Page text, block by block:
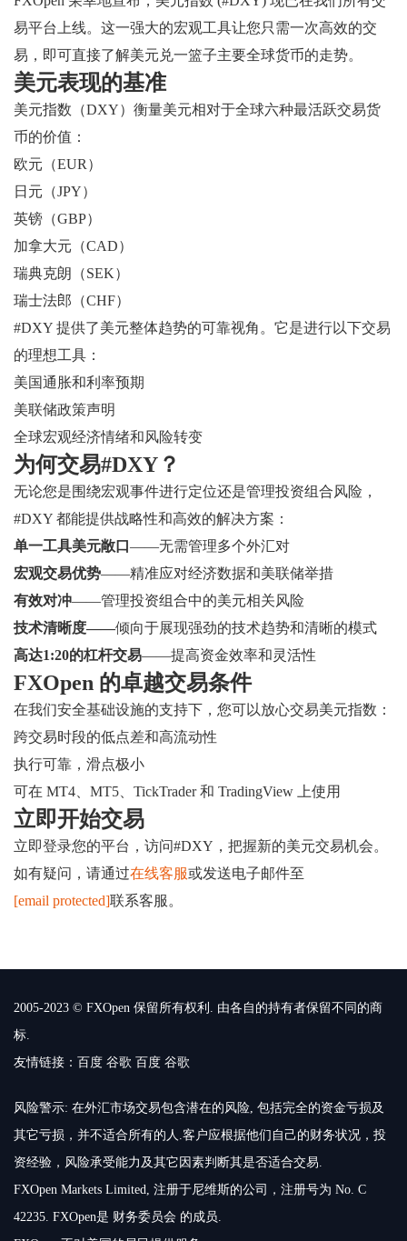
易平台上线。这一强大的宏观工具让您只需一次高效的交
易，即可直接了解美元兑一篮子主要全球货币的走势。
美元表现的基准
美元指数（DXY）衡量美元相对于全球六种最活跃交易货
币的价值：
欧元（EUR）
日元（JPY）
英镑（GBP）
加拿大元（CAD）
瑞典克朗（SEK）
瑞士法郎（CHF）
#DXY 提供了美元整体趋势的可靠视角。它是进行以下交易
的理想工具：
美国通胀和利率预期
美联储政策声明
全球宏观经济情绪和风险转变
为何交易#DXY？
无论您是围绕宏观事件进行定位还是管理投资组合风险，
#DXY 都能提供战略性和高效的解决方案：
单一工具美元敞口 ——无需管理多个外汇对
宏观交易优势——精准应对经济数据和美联储举措
有效对冲——管理投资组合中的美元相关风险
技术清晰度——倾向于展现强劲的技术趋势和清晰的模式
高达1:20的杠杆交易——提高资金效率和灵活性
FXOpen 的卓越交易条件
在我们安全基础设施的支持下，您可以放心交易美元指数：
跨交易时段的低点差和高流动性
执行可靠，滑点极小
可在 MT4、MT5、TickTrader 和 TradingView 上使用
立即开始交易
立即登录您的平台，访问#DXY，把握新的美元交易机会。
如有疑问，请通过在线客服或发送电子邮件至
[email protected]联系客服。
2005-2023 © FXOpen 保留所有权利. 由各自的持有者保留不同的商
标.
友情链接： 百度 谷歌 百度 谷歌
风险警示: 在外汇市场交易包含潜在的风险, 包括完全的资金亏损及
其它亏损，并不适合所有的人.客户应根据他们自己的财务状况，投
资经验，风险承受能力及其它因素判断其是否适合交易.
FXOpen Markets Limited, 注册于尼维斯的公司，注册号为 No. C
42235. FXOpen是 财务委员会 的成员.